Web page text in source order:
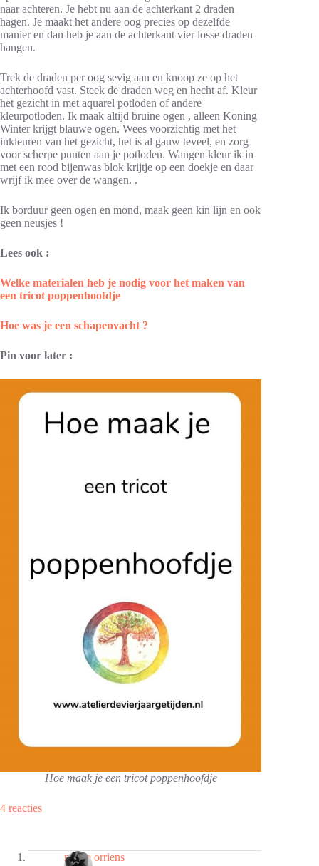
naar achteren. Je hebt nu aan de achterkant 2 draden
hagen. Je maakt het andere oog precies op dezelfde
manier en dan heb je aan de achterkant vier losse draden
hangen.
Trek de draden per oog sevig aan en knoop ze op het
achterhoofd vast. Steek de draden weg en hecht af. Kleur
het gezicht in met aquarel potloden of andere
kleurpotloden. Ik maak altijd bruine ogen , alleen Koning
Winter krijgt blauwe ogen. Wees voorzichtig met het
inkleuren van het gezicht, het is al gauw teveel, en zorg
voor scherpe punten aan je potloden. Wangen kleur ik in
met een rood bijenwas blok krijtje op een doekje en daar
wrijf ik mee over de wangen. .
Ik borduur geen ogen en mond, maak geen kin lijn en ook
geen neusjes !
Lees ook :
Welke materialen heb je nodig voor het maken van
een tricot poppenhoofdje
Hoe was je een schapenvacht ?
Pin voor later :
Hoe maak je een tricot poppenhoofdje
4 reacties
nicole orriens